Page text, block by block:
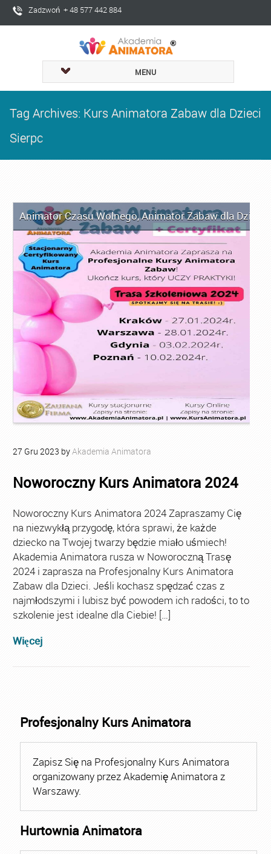
Zadzwoń + 48 577 442 884
MENU
Tag Archives: Kurs Animatora Zabaw dla Dzieci
Sierpc
Animator Czasu Wolnego,Animator Zabaw dla Dzieci
27 Gru 2023 byAkademia Animatora
Noworoczny Kurs Animatora 2024
Noworoczny Kurs Animatora 2024 Zapraszamy Cię
na niezwykłą przygodę, która sprawi, że każde
dziecko na Twojej twarzy będzie miało uśmiech!
Akademia Animatora rusza w Noworoczną Trasę
2024 i zaprasza na Profesjonalny Kurs Animatora
Zabaw dla Dzieci. Jeśli kochasz spędzać czas z
najmłodszymi i lubisz być powodem ich radości, to to
szkolenie jest idealne dla Ciebie! […]
Więcej
Profesjonalny Kurs Animatora
Zapisz Się na Profesjonalny Kurs Animatora
organizowany przez Akademię Animatora z
Warszawy.
Hurtownia Animatora